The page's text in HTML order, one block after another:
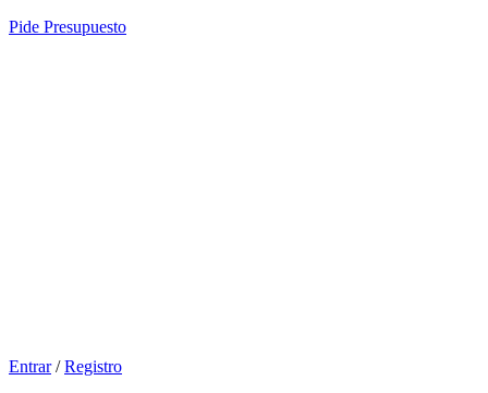
Pide Presupuesto
Entrar / Registro